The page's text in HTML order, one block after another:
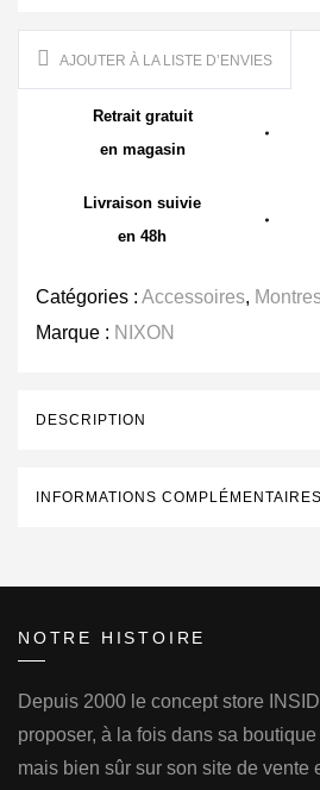
AJOUTER À LA LISTE D’ENVIES
Retrait gratuit
en magasin
Livraison suivie
en 48h
Catégories : Accessoires,
Marque : NIXON
DESCRIPTION
INFORMATIONS COMPLÉMENTAIRES
NOTRE HISTOIRE
Depuis 2000 le concept store
proposer, à la fois dans sa
mais bien sûr sur son site de vente